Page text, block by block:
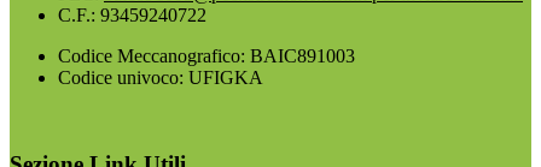
C.F.: 93459240722
Codice Meccanografico: BAIC891003
Codice univoco: UFIGKA